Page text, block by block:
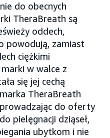
do obecnych
TheraBreath są
oddech,
powodują, zamiast
ciężkimi
w walce z
się jej cechą
TheraBreath
do oferty
pielęgnacji dziąseł,
ubytkom i nie